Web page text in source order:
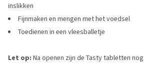
inslikken
Fijnmaken en mengen met het voedsel
Toedienen in een vleesballetje
Let op: Na openen zijn de Tasty tabletten